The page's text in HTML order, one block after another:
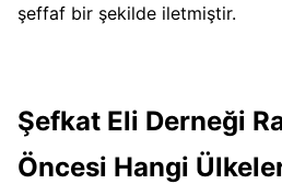
şeffaf bir şekilde iletmiştir.
Şefkat Eli Derneği
Öncesi Hangi